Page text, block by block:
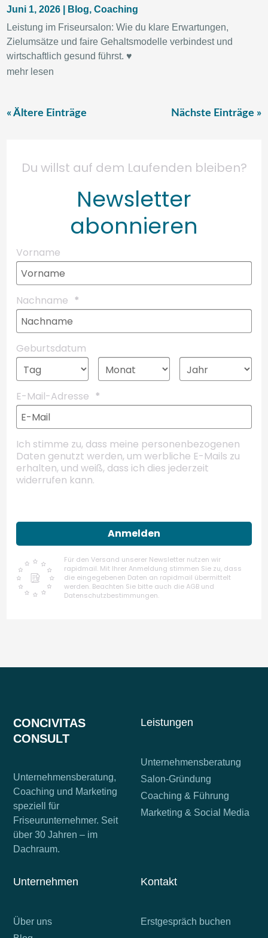
Juni 1, 2026 Blog,Coaching
Leistung im Friseursalon: Wie du klare Erwartungen,
Zielumsätze und faire Gehaltsmodelle verbindest und
wirtschaftlich gesund führst. ♥
mehr lesen
« Ältere Einträge Nächste Einträge »
Du willst auf dem Laufenden bleiben?
Newsletter
abonnieren
Vorname
Nachname
Geburtsdatum
E-Mail-Adresse
Ich stimme zu, dass meine personenbezogenen
Daten genutzt werden, um werbliche E-Mails zu
erhalten, und weiß, dass ich dies jederzeit
widerrufen kann.
Anmelden
Für den Versand unserer Newsletter nutzen wir
rapidmail. Mit Ihrer Anmeldung stimmen Sie zu, dass
die eingegebenen Daten an rapidmail übermittelt
werden. Beachten Sie bitte auch die AGB und
Datenschutzbestimmungen.
CONCIVITAS
CONSULT
Unternehmensberatung,
Coaching und Marketing
speziell für
Friseurunternehmer. Seit
über 30 Jahren – im
Dachraum.
Leistungen
Unternehmensberatung
Salon-Gründung
Coaching & Führung
Marketing & Social Media
Unternehmen
Über uns
Kontakt
Erstgespräch buchen